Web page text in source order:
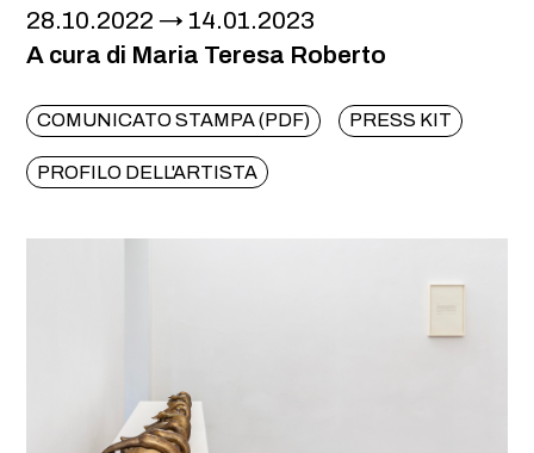
28.10.2022
14.01.2023
A cura di Maria Teresa Roberto
COMUNICATO STAMPA (PDF)
PRESS KIT
PROFILO DELL'ARTISTA